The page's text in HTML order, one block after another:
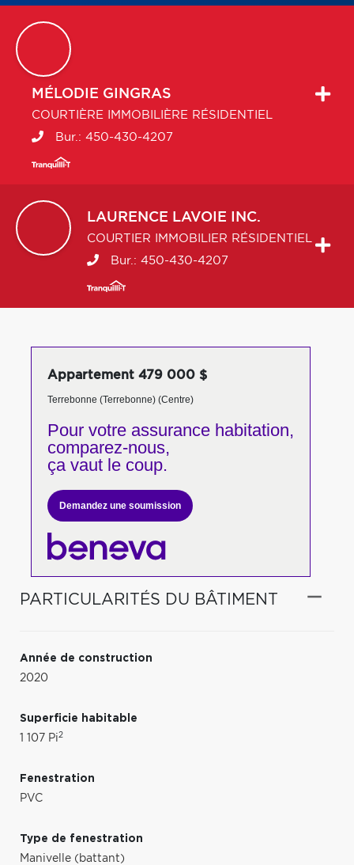
MÉLODIE GINGRAS
COURTIÈRE IMMOBILIÈRE RÉSIDENTIEL
Bur.: 450-430-4207
LAURENCE LAVOIE INC.
COURTIER IMMOBILIER RÉSIDENTIEL
Bur.: 450-430-4207
Appartement 479 000 $
Terrebonne (Terrebonne) (Centre)
Pour votreassurance habitation,
comparez-nous,
ça vaut le coup.
Demandez une soumission
PARTICULARITÉS DU BÂTIMENT
Année de construction
2020
Superficie habitable
1 107 Pi2
Fenestration
PVC
Type de fenestration
Manivelle (battant)